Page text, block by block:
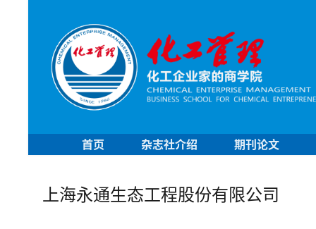
首页 杂志社介绍 期刊论文
上海永通生态工程股份有限公司